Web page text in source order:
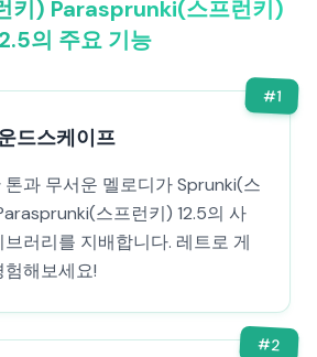
키) Parasprunki(스프런키)
의 주요 기능
#1
드스케이프
톤과 무서운 멜로디가 Sprunki(스
스프런키) 12.5의 사
브러리를 지배합니다. 레트로 게
해보세요!
#2